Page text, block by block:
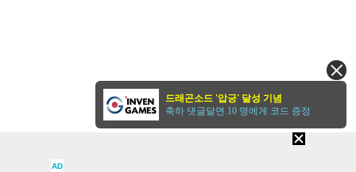
AD
드래곤소드 '압긍' 달성 기념
축하 댓글달면 10 명에게 코드 증정